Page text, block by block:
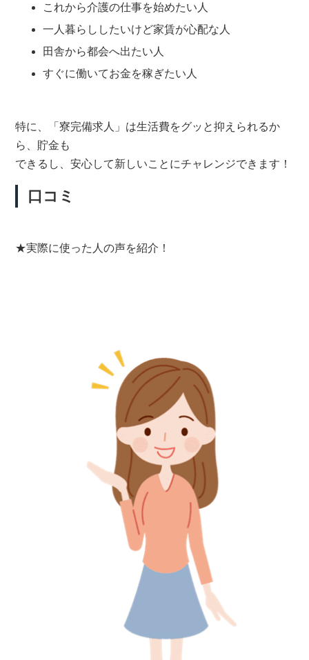
これから介護の仕事を始めたい人
一人暮らししたいけど家賃が心配な人
田舎から都会へ出たい人
すぐに働いてお金を稼ぎたい人
特に、「寮完備求人」は生活費をグッと抑えられるか
ら、貯金も
できるし、安心して新しいことにチャレンジできます！
口コミ
★実際に使った人の声を紹介！